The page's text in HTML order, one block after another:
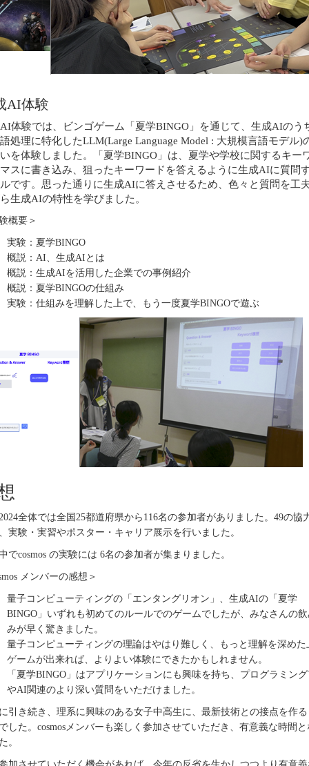
AI体験
AI体験では、ビンゴゲーム「夏学BINGO 」を通じて、生成AIのう
処理に特化したLLM(Large Language Model : 大規模言語モデル)
を体験しました。「夏学BINGO 」は、夏学や学校に関するキー
スに書き込み、狙ったキーワードを答えるように生成AIに質問
です。思った通りに生成AIに答えさせるため、色々と質問を工
生成AIの特性を学びました。
概要＞
実験：夏学BINGO
概説： AI 、生成AI とは
概説：生成AIを活用した企業での事例紹介
概説：夏学BINGOの仕組み
実験：仕組みを理解した上で、もう一度夏学BINGOで遊ぶ
全体では全国 25都道府県から 116名の参加者がありました。 49の協
実験・実習やポスター・キャリア展示を行いました。
でcosmos の実験には 6名の参加者が集まりました。
メンバーの感想＞
量子コンピューティングの「エンタングリオン」、生成AIの「夏学
BINGO 」いずれも初めてのルールでのゲームでしたが、みなさんの
みが早く驚きました。
量子コンピューティングの理論はやはり難しく、もっと理解を深めた
ゲームが出来れば、よりよい体験にできたかもしれません。
「夏学BINGO 」はアプリケーションにも興味を持ち、プログラミン
やAI関連のより深い質問をいただけました。
引き続き、理系に興味のある女子中高生に、最新技術との接点を作
した。 cosmos メンバーも楽しく参加させていただき、有意義な時間と
。